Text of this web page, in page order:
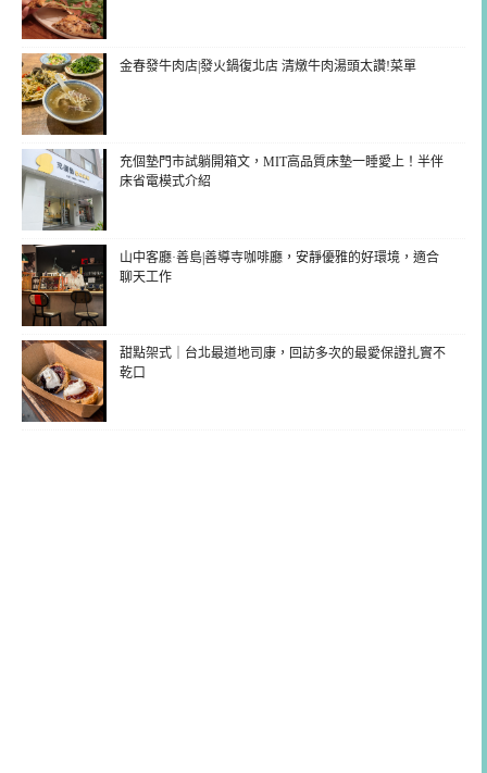
金春發牛肉店|發火鍋復北店 清燉牛肉湯頭太讚!菜單
充個墊門市試躺開箱文，MIT高品質床墊一睡愛上！半伴
床省電模式介紹
山中客廳·善島|善導寺咖啡廳，安靜優雅的好環境，適合
聊天工作
甜點架式｜台北最道地司康，回訪多次的最愛保證扎實不
乾口